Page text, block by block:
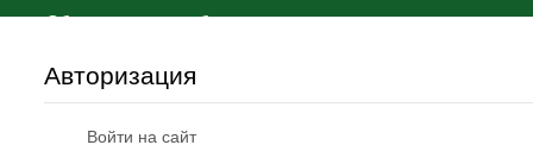
Общественные наблюдения
Авторизация
Войти на сайт